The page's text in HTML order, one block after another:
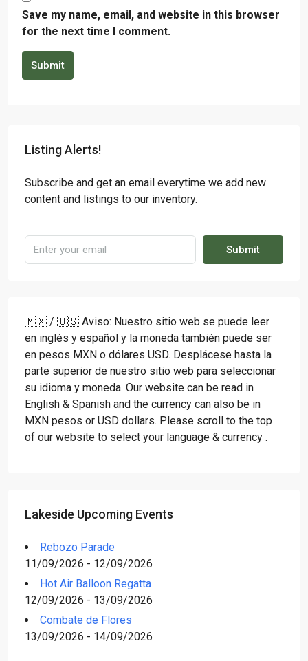
Save my name, email, and website in this browser
for the next time I comment.
Submit
Listing Alerts!
Subscribe and get an email everytime we add new
content and listings to our inventory.
Submit
🇲🇽 / 🇺🇸 Aviso: Nuestro sitio web se puede leer
en inglés y español y la moneda también puede ser
en pesos MXN o dólares USD. Desplácese hasta la
parte superior de nuestro sitio web para seleccionar
su idioma y moneda. Our website can be read in
English & Spanish and the currency can also be in
MXN pesos or USD dollars. Please scroll to the top
of our website to select your language & currency .
Lakeside Upcoming Events
Rebozo Parade
11/09/2026 - 12/09/2026
Hot Air Balloon Regatta
12/09/2026 - 13/09/2026
Combate de Flores
13/09/2026 - 14/09/2026